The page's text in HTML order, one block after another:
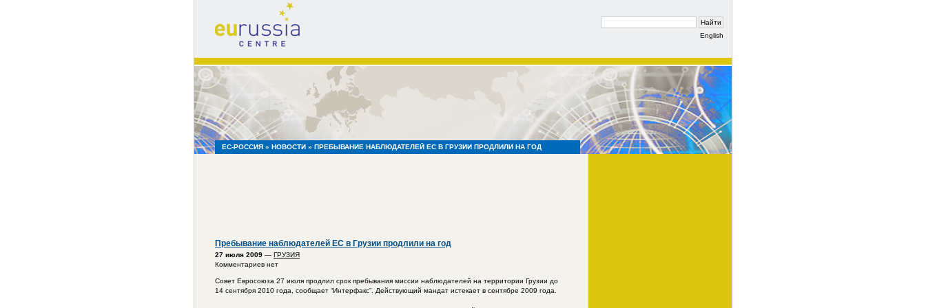
English
eurussia
centre
ЕС-РОССИЯ » НОВОСТИ » ПРЕБЫВАНИЕ НАБЛЮДАТЕЛЕЙ ЕС В ГРУЗИИ ПРОДЛИЛИ НА ГОД
Пребывание наблюдателей ЕС в Грузии продлили на год
27 июля 2009 — ГРУЗИЯ
Комментариев нет
Совет Евросоюза 27 июля продлил срок пребывания миссии наблюдателей на территории Грузии до
14 сентября 2010 года, сообщает “Интерфакс”. Действующий мандат истекает в сентябре 2009 года.